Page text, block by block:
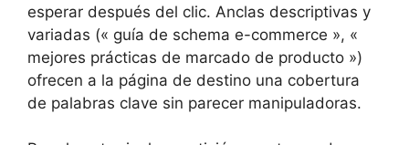
esperar después del clic. Anclas descriptivas y
variadas (« guía de schema e-commerce », «
mejores prácticas de marcado de producto »)
ofrecen a la página de destino una cobertura
de palabras clave sin parecer manipuladoras.